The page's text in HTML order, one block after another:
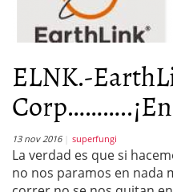
ELNK.-
13 nov 2016 superfungi
La verdad es que si
no nos paramos en nada